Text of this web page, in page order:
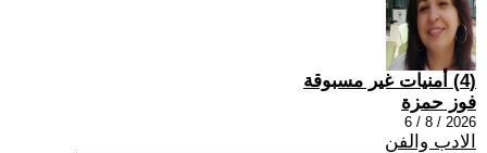
(4) أمنيات غير مسبوقة
فوز حمزة
2026 / 8 / 6
الادب والفن